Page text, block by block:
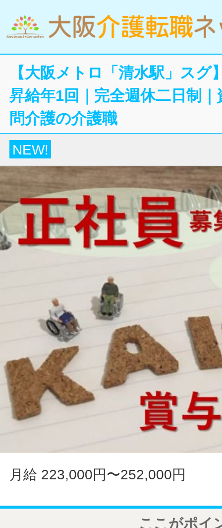
【大阪メトロ「清水駅」スグ
昇給年1回｜完全週休二日制
問介護の介護職
NEW!
月給 223,000円〜252,000円
ここがポイ